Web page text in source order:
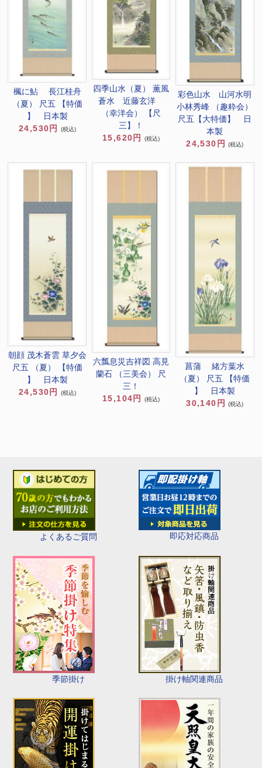
よくあるご質問 即応対応商品
季節掛け 掛け軸関連商品
楓に鮎 長江桂舟
（夏） 尺五 【特価
】 日本製
24,530円
(税込)
四季山水（夏） 薫風
蒼水 近藤玄洋
（幸洋会） 【尺
三】！
15,620円
(税込)
彩色山水 山河水明
小林秀峰 （趣粋会）
尺五【大特価】 日
本製
24,530円
(税込)
朝顔 茂木蒼雲 草夕会
尺五 （夏） 【特価
】 日本製
24,530円
(税込)
六瓢息災吉祥図 高見
蘭石 （三美会） 尺
三！
15,104円
(税込)
菖蒲 緒方葉水
（夏） 尺五 【特価
】 日本製
30,140円
(税込)